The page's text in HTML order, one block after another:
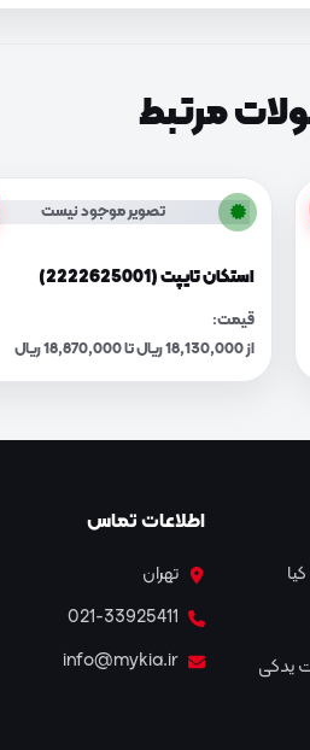
مرتبط
تصویر موجود نیست
استکان تایپت (2222625001)
قیمت:
از 18,130,000 ریال تا 18,870,000 ریال
یدکی
اطلاعات تماس
تهران
021-33925411
info@mykia.ir